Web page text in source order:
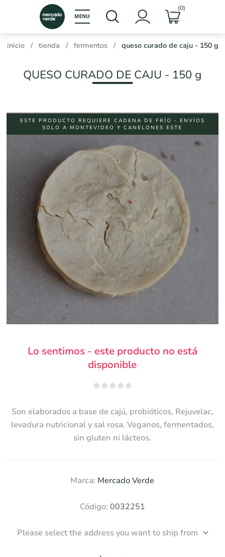
(0)
inicio / tienda / fermentos / queso curado de caju - 150 g
QUESO CURADO DE CAJU - 150 g
ESTE PRODUCTO REQUIERE CADENA DE FRÍO - ENVÍOS
SOLO A MONTEVIDEO Y CANELONES ESTE
Lo sentimos - este producto no está
disponible
Son elaborados a base de cajú, probióticos, Rejuvelac,
levadura nutricional y sal rosa. Veganos, fermentados,
sin gluten ni lácteos.
Marca: Mercado Verde
Código: 0032251
Please select the address you want to ship from